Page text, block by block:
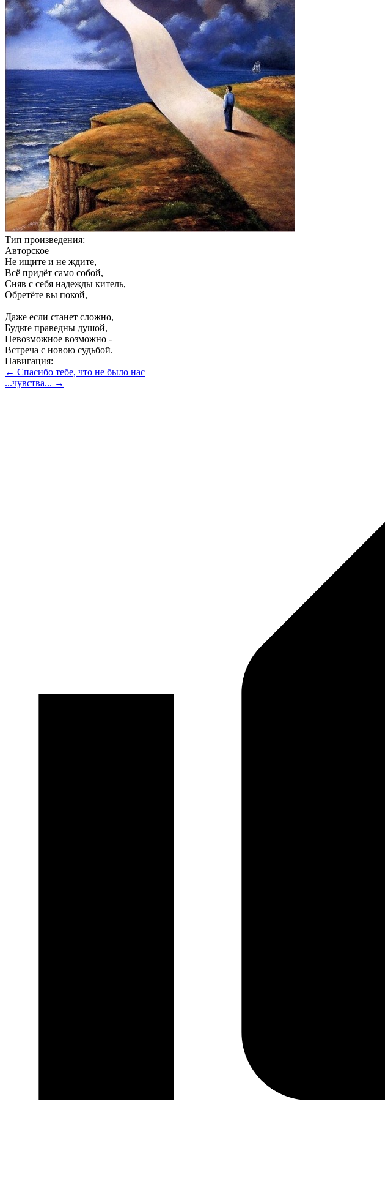
Тип произведения:
Авторское
Не ищите и не ждите,
Всё придёт само собой,
Сняв с себя надежды китель,
Обретёте вы покой,
Даже если станет сложно,
Будьте праведны душой,
Невозможное возможно -
Встреча с новою судьбой.
Навигация:
← Спасибо тебе, что не было нас
...чувства... →